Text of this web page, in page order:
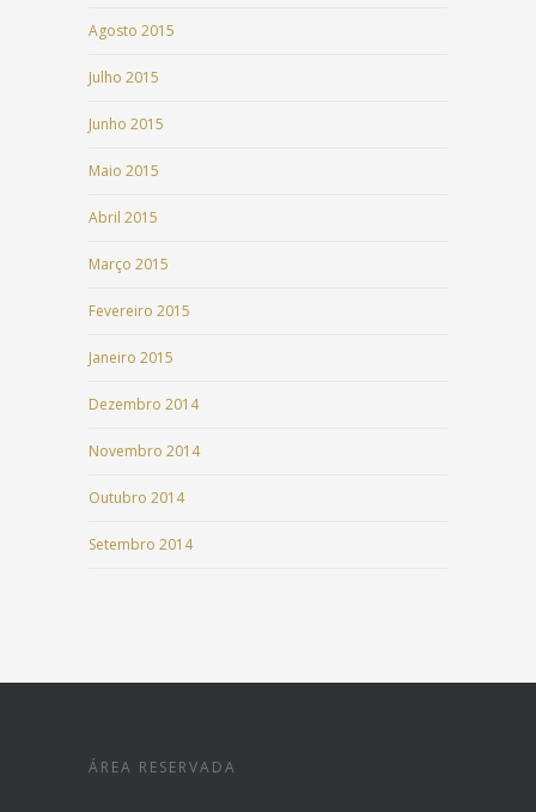
Agosto 2015
Julho 2015
Junho 2015
Maio 2015
Abril 2015
Março 2015
Fevereiro 2015
Janeiro 2015
Dezembro 2014
Novembro 2014
Outubro 2014
Setembro 2014
ÁREA RESERVADA